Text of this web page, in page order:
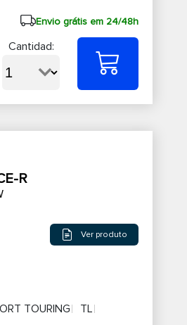
Envio grátis em 24/48h
Cantidad:
R
Ver produto
TOURING TL